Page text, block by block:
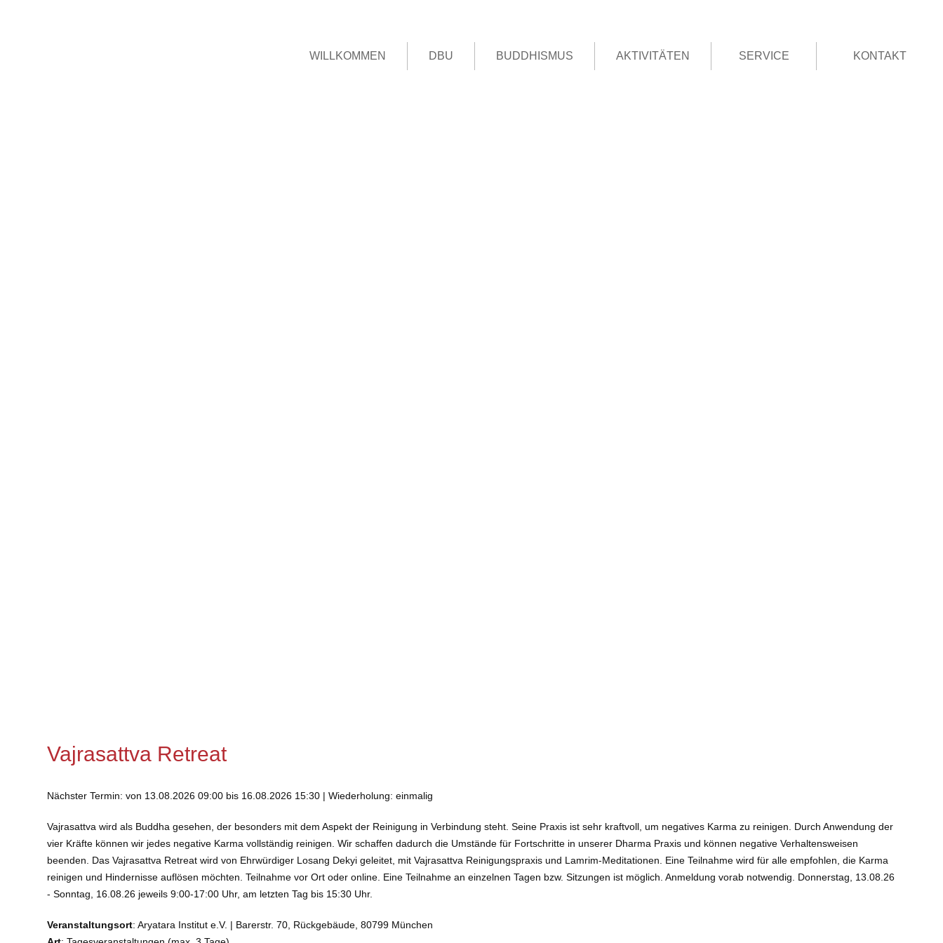
WILLKOMMEN DBU BUDDHISMUS AKTIVITÄTEN SERVICE KONTAKT
Vajrasattva Retreat
Nächster Termin: von 13.08.2026 09:00 bis 16.08.2026 15:30 | Wiederholung: einmalig
Vajrasattva wird als Buddha gesehen, der besonders mit dem Aspekt der Reinigung in Verbindung steht. Seine Praxis ist sehr kraftvoll, um negatives Karma zu reinigen. Durch Anwendung der
vier Kräfte können wir jedes negative Karma vollständig reinigen. Wir schaffen dadurch die Umstände für Fortschritte in unserer Dharma Praxis und können negative Verhaltensweisen
beenden. Das Vajrasattva Retreat wird von Ehrwürdiger Losang Dekyi geleitet, mit Vajrasattva Reinigungspraxis und Lamrim-Meditationen. Eine Teilnahme wird für alle empfohlen, die Karma
reinigen und Hindernisse auflösen möchten. Teilnahme vor Ort oder online. Eine Teilnahme an einzelnen Tagen bzw. Sitzungen ist möglich. Anmeldung vorab notwendig. Donnerstag, 13.08.26
- Sonntag, 16.08.26 jeweils 9:00-17:00 Uhr, am letzten Tag bis 15:30 Uhr.
Veranstaltungsort: Aryatara Institut e.V. | Barerstr. 70, Rückgebäude, 80799 München